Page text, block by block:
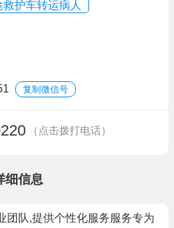
护车转运病人
复制微信号
（点击拨打电话）
细信息
团队,提供个性化服务服务专为